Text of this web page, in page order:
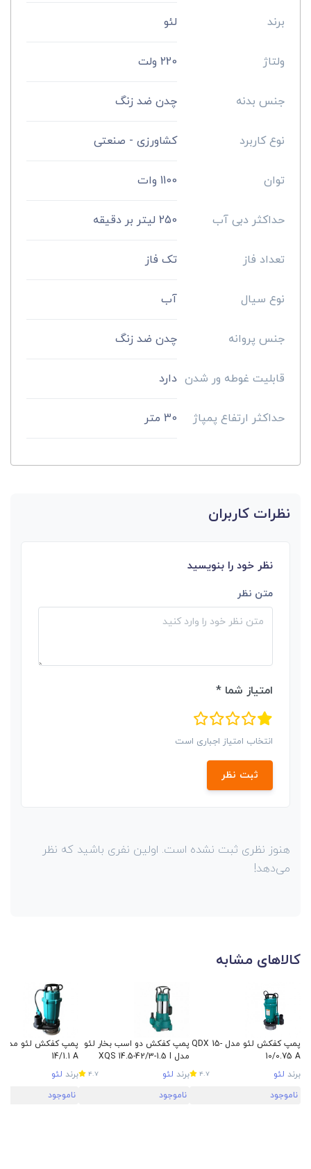
برند لئو
ولتاژ 220 ولت
جنس بدنه چدن ضد زنگ
نوع کاربرد کشاورزی - صنعتی
توان 1100 وات
حداکثر دبی آب 250 لیتر بر دقیقه
تعداد فاز تک فاز
نوع سیال آب
جنس پروانه چدن ضد زنگ
قابلیت غوطه ور شدن دارد
حداکثر ارتفاع پمپاژ 30 متر
نظرات کاربران
نظر خود را بنویسید
متن نظر
امتیاز شما *
انتخاب امتیاز اجباری است
ثبت نظر
هنوز نظری ثبت نشده است. اولین نفری باشید که نظر
می‌دهد!
کالاهای مشابه
پمپ کفکش لئو مدل QDX 15-
10/0.75 A
برند لئو 4.7
ناموجود
پمپ کفکش دو اسب بخار لئو
مدل XQS 14.5-42/3-1.5 I
برند لئو 4.7
ناموجود
14/1.1 A
برند لئو
ناموجود